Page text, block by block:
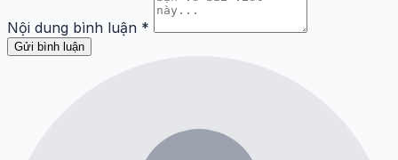
Nội dung bình luận *
Gửi bình luận